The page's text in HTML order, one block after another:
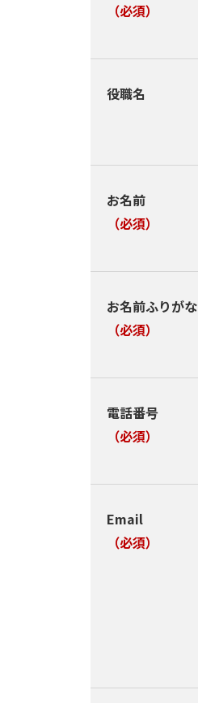
（必須）
役職名
お名前
（必須）
お名前ふりがな
（必須）
電話番号
（必須）
Email
（必須）